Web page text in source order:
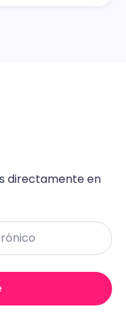
directamente en